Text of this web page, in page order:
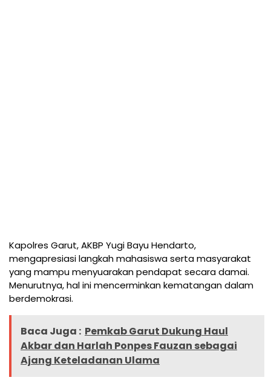
Kapolres Garut, AKBP Yugi Bayu Hendarto,
mengapresiasi langkah mahasiswa serta masyarakat
yang mampu menyuarakan pendapat secara damai.
Menurutnya, hal ini mencerminkan kematangan dalam
berdemokrasi.
Baca Juga : Pemkab Garut Dukung Haul
Akbar dan Harlah Ponpes Fauzan sebagai
Ajang Keteladanan Ulama